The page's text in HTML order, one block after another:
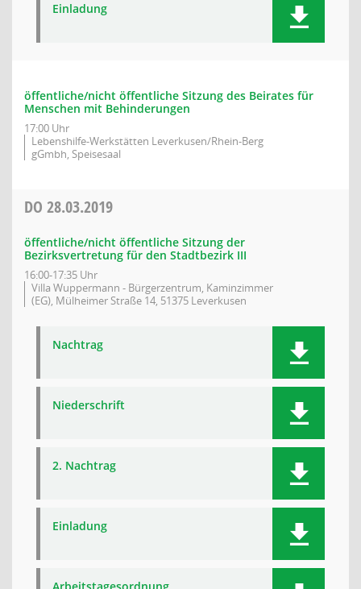
Einladung
öffentliche/nicht öffentliche Sitzung des Beirates für
Menschen mit Behinderungen
17:00 Uhr
Lebenshilfe-Werkstätten Leverkusen/Rhein-Berg
gGmbh, Speisesaal
DO 28.03.2019
öffentliche/nicht öffentliche Sitzung der
Bezirksvertretung für den Stadtbezirk III
16:00-17:35 Uhr
Villa Wuppermann - Bürgerzentrum, Kaminzimmer
(EG), Mülheimer Straße 14, 51375 Leverkusen
Nachtrag
Niederschrift
2. Nachtrag
Einladung